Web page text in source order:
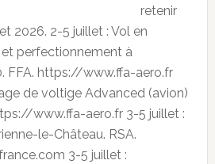
retenir
2026. 2-5 juillet : Vol en
perfectionnement à
FFA. https://www.ffa-aero.fr
de voltige Advanced (avion)
www.ffa-aero.fr 3-5 juillet :
le-Château. RSA.
3-5 juillet :